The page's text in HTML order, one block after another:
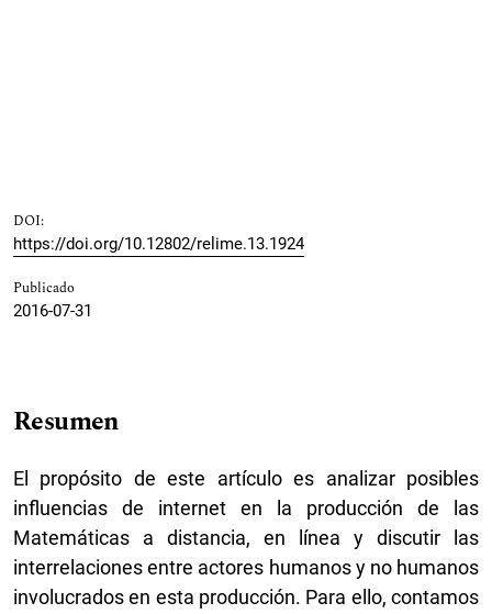
DOI:
https://doi.org/10.12802/relime.13.1924
Publicado
2016-07-31
Resumen
El propósito de este artículo es analizar posibles
influencias de internet en la producción de las
Matemáticas a distancia, en línea y discutir las
interrelaciones entre actores humanos y no humanos
involucrados en esta producción. Para ello, contamos